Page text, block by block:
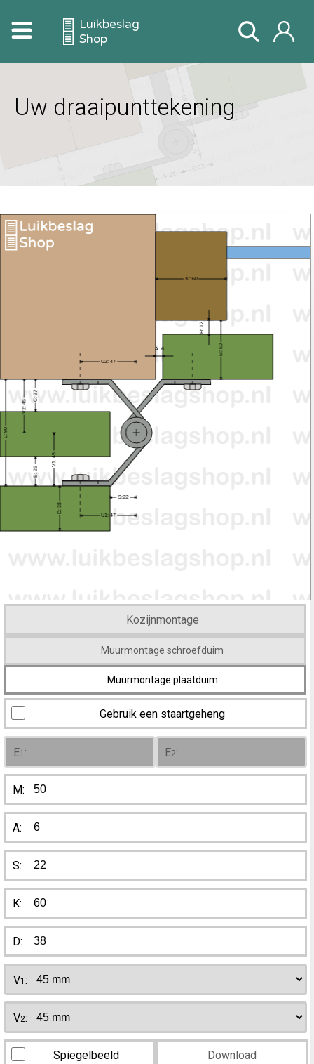
Luikbeslag
Shop
Uw draaipunttekening
Kozijnmontage
Muurmontage schroefduim
Muurmontage plaatduim
Gebruik een staartgeheng
E1 : E2:
M:
A:
S:
K:
D:
V1 :
V2:
Spiegelbeeld Download